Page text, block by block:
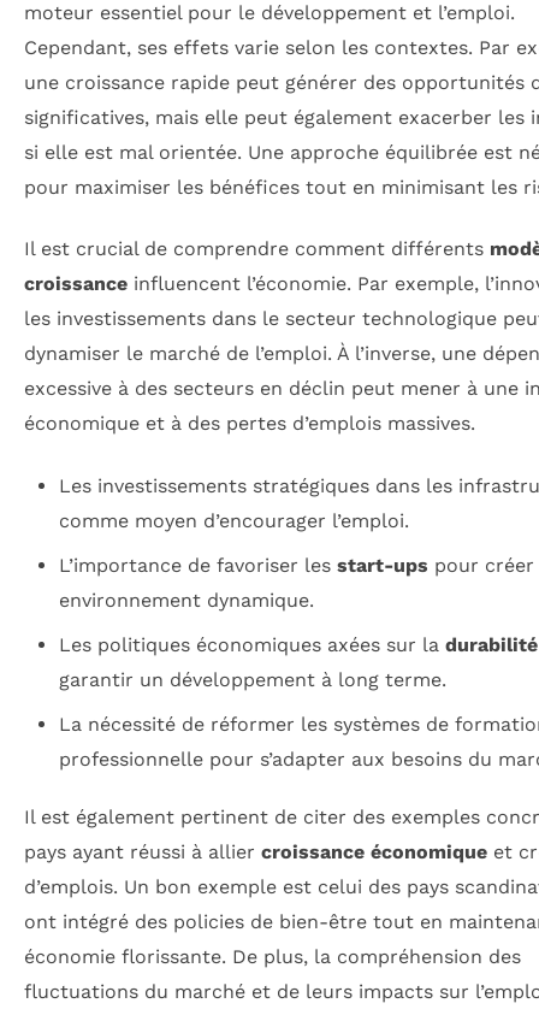
moteur essentiel pour le développement et l’emploi.
Cependant, ses effets varie selon les contextes. Par
une croissance rapide peut générer des opportunités
significatives, mais elle peut également exacerber les
si elle est mal orientée. Une approche équilibrée est
pour maximiser les bénéfices tout en minimisant les
Il est crucial de comprendre comment différents
croissance influencent l’économie. Par exemple,
les investissements dans le secteur technologique
dynamiser le marché de l’emploi. À l’inverse, une
excessive à des secteurs en déclin peut mener à une
économique et à des pertes d’emplois massives.
Les investissements stratégiques dans les
comme moyen d’encourager l’emploi.
L’importance de favoriser les start-ups pour créer
environnement dynamique.
Les politiques économiques axées sur la durabilité
garantir un développement à long terme.
La nécessité de réformer les systèmes de
professionnelle pour s’adapter aux besoins du
Il est également pertinent de citer des exemples
pays ayant réussi à allier croissance économique et
d’emplois. Un bon exemple est celui des pays
ont intégré des policies de bien-être tout en
économie florissante. De plus, la compréhension des
fluctuations du marché et de leurs impacts sur